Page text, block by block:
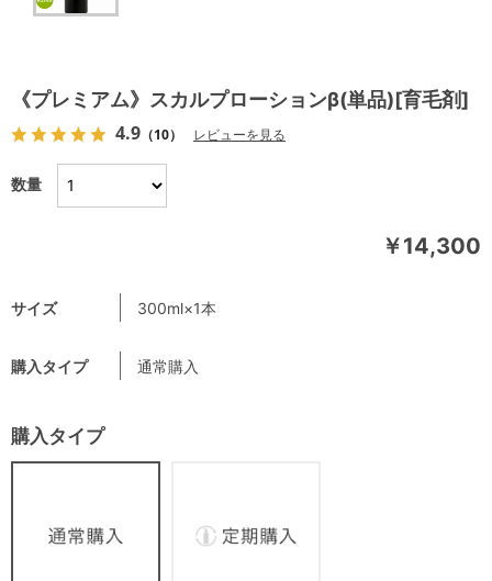
《プレミアム》スカルプローションβ(単品)[育毛剤]
4.9 （10） レビューを見る
￥14,300
サイズ 300ml×1本
購入タイプ 通常購入
購入タイプ
数量